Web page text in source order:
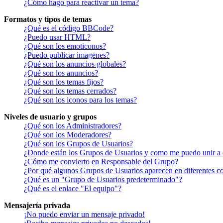
¿Cómo hago para reactivar un tema?
Formatos y tipos de temas
¿Qué es el código BBCode?
¿Puedo usar HTML?
¿Qué son los emoticonos?
¿Puedo publicar imagenes?
¿Qué son los anuncios globales?
¿Qué son los anuncios?
¿Qué son los temas fijos?
¿Qué son los temas cerrados?
¿Qué son los iconos para los temas?
Niveles de usuario y grupos
¿Qué son los Administradores?
¿Qué son los Moderadores?
¿Qué son los Grupos de Usuarios?
¿Donde están los Grupos de Usuarios y como me puedo unir a
¿Cómo me convierto en Responsable del Grupo?
¿Por qué algunos Grupos de Usuarios aparecen en diferentes
¿Qué es un "Grupo de Usuarios predeterminado"?
¿Qué es el enlace "El equipo"?
Mensajería privada
¡No puedo enviar un mensaje privado!